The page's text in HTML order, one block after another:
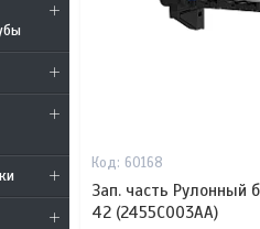
60168
Зап. часть Рулонный
42 (2455C003AA)